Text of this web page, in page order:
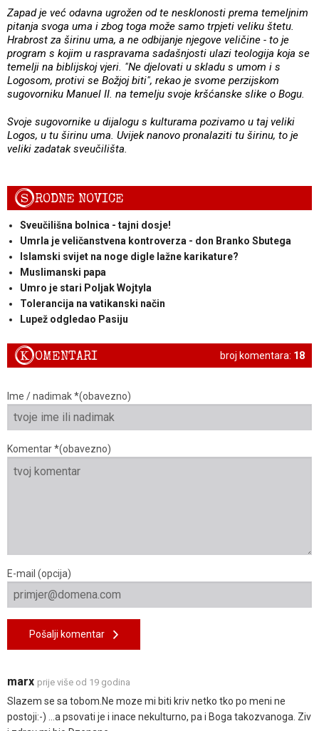
Zapad je već odavna ugrožen od te nesklonosti prema temeljnim
pitanja svoga uma i zbog toga može samo trpjeti veliku štetu.
Hrabrost za širinu uma, a ne odbijanje njegove veličine - to je
program s kojim u raspravama sadašnjosti ulazi teologija koja se
temelji na biblijskoj vjeri. "Ne djelovati u skladu s umom i s
Logosom, protivi se Božjoj biti", rekao je svome perzijskom
sugovorniku Manuel II. na temelju svoje kršćanske slike o Bogu.
Svoje sugovornike u dijalogu s kulturama pozivamo u taj veliki
Logos, u tu širinu uma. Uvijek nanovo pronalaziti tu širinu, to je
veliki zadatak sveučilišta.
SRODNE NOVICE
Sveučilišna bolnica - tajni dosje!
Umrla je veličanstvena kontroverza - don Branko Sbutega
Islamski svijet na noge digle lažne karikature?
Muslimanski papa
Umro je stari Poljak Wojtyla
Tolerancija na vatikanski način
Lupež odgledao Pasiju
broj komentara: 18
KOMENTARI
Ime / nadimak *(obavezno)
Komentar *(obavezno)
E-mail (opcija)
Pošalji komentar
marx prije više od 19 godina
Slazem se sa tobom.Ne moze mi biti kriv netko tko po meni ne
postoji:-) ...a psovati je i inace nekulturno, pa i Boga takozvanoga. Ziv